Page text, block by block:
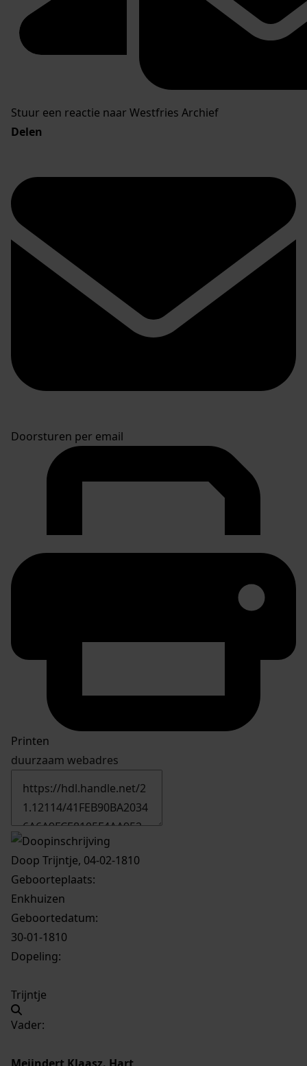
Stuur een reactie naar Westfries Archief
Delen
Doorsturen per email
Printen
duurzaam webadres
Doop Trijntje, 04-02-1810
Geboorteplaats:
Enkhuizen
Geboortedatum:
30-01-1810
Dopeling:
Trijntje
Vader: